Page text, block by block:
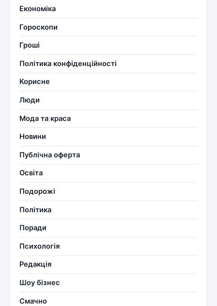
Економіка
Гороскопи
Гроші
Політика конфіденційності
Корисне
Люди
Мода та краса
Новини
Публічна оферта
Освіта
Подорожі
Політика
Поради
Психологія
Редакція
Шоу бізнес
Смачно